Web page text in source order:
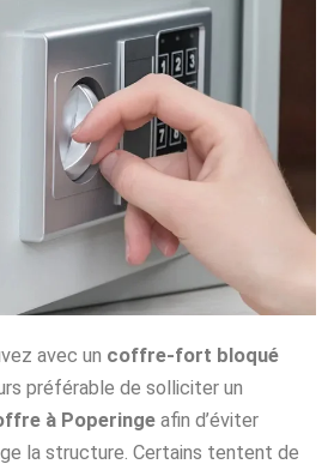
avec un coffre-fort bloqué
préférable de solliciter un
à Poperinge afin d’éviter
la structure. Certains tentent de